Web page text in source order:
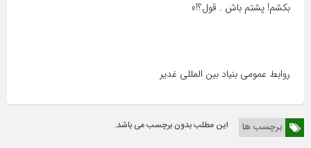
بکشم! پشتم باش . قول؟!»
روابط عمومی بنیاد بین المللی غدیر
برچسب ها این مطلب بدون برچسب می باشد.